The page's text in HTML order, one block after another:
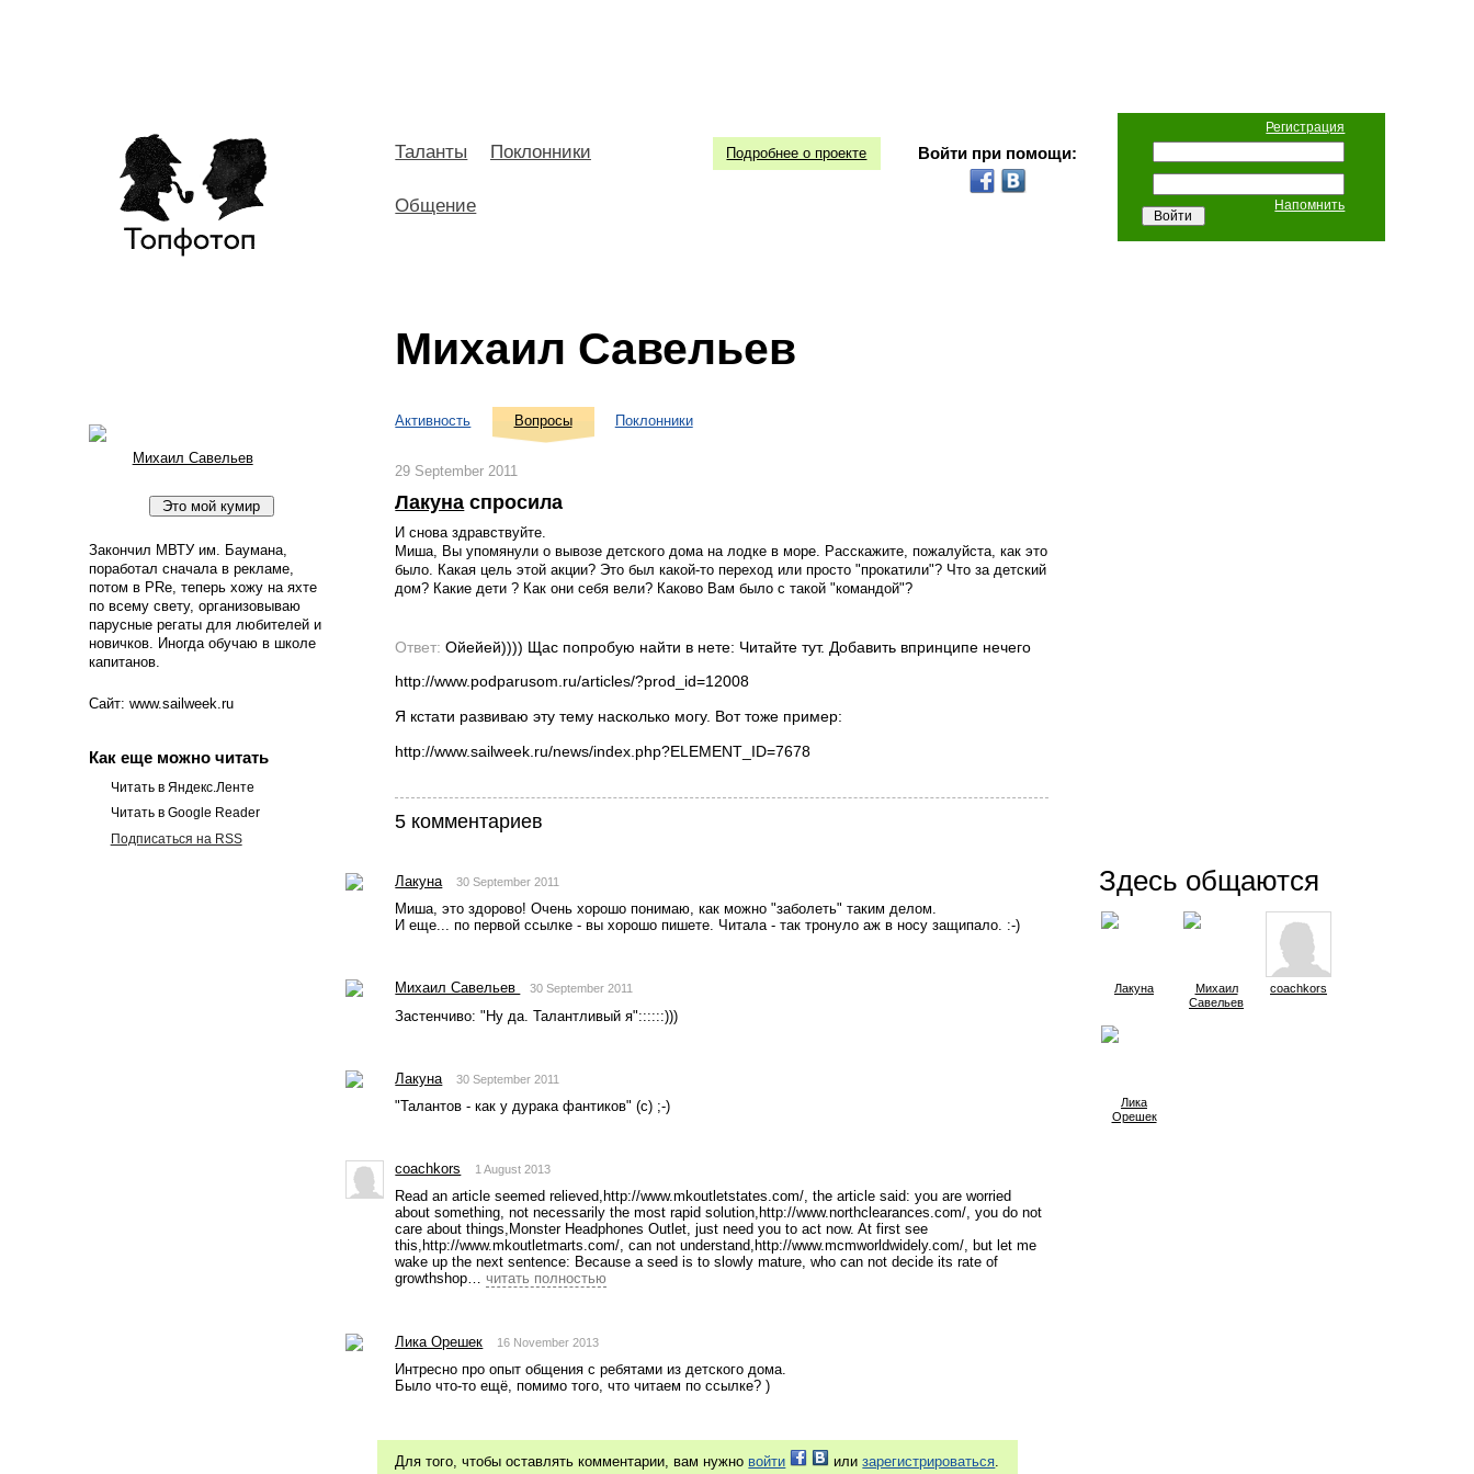
Регистрация
Напомнить
Войти при помощи:
Подробнее о проекте
Таланты Поклонники
Общение
Михаил Савельев
Михаил Савельев
Закончил МВТУ им. Баумана,
поработал сначала в рекламе,
потом в PRe, теперь хожу на яхте
по всему свету, организовываю
парусные регаты для любителей и
новичков. Иногда обучаю в школе
капитанов.
Сайт: www.sailweek.ru
Как еще можно читать
Читать в Яндекс.Ленте
Читать в Google Reader
Подписаться на RSS
Активность Вопросы Поклонники
29 September 2011
Лакуна спросила
И снова здравствуйте.
Миша, Вы упомянули о вывозе детского дома на лодке в море. Расскажите, пожалуйста, как это
было. Какая цель этой акции? Это был какой-то переход или просто "прокатили"? Что за детский
дом? Какие дети ? Как они себя вели? Каково Вам было с такой "командой"?
Ответ:Ойейей)))) Щас попробую найти в нете: Читайте тут. Добавить впринципе нечего
http://www.podparusom.ru/articles/?prod_id=12008
Я кстати развиваю эту тему насколько могу. Вот тоже пример:
http://www.sailweek.ru/news/index.php?ELEMENT_ID=7678
5 комментариев
Лакуна 30 September 2011
Миша, это здорово! Очень хорошо понимаю, как можно "заболеть" таким делом.
И еще... по первой ссылке - вы хорошо пишете. Читала - так тронуло аж в носу защипало. :-)
Михаил Савельев 30 September 2011
Застенчиво: "Ну да. Талантливый я"::::::)))
Лакуна 30 September 2011
"Талантов - как у дурака фантиков" (с) ;-)
coachkors 1 August 2013
Read an article seemed relieved,http://www.mkoutletstates.com/, the article said: you are worried
about something, not necessarily the most rapid solution,http://www.northclearances.com/, you do not
care about things,Monster Headphones Outlet, just need you to act now. At first see
this,http://www.mkoutletmarts.com/, can not understand,http://www.mcmworldwidely.com/, but let me
wake up the next sentence: Because a seed is to slowly mature, who can not decide its rate of
growthshop… читать полностью
Лика Орешек 16 November 2013
Интресно про опыт общения с ребятами из детского дома.
Было что-то ещё, помимо того, что читаем по ссылке? )
Для того, чтобы оставлять комментарии, вам нужно войти илизарегистрироваться.
Здесь общаются
Лакуна
Михаил
Савельев
coachkors
Лика
Орешек